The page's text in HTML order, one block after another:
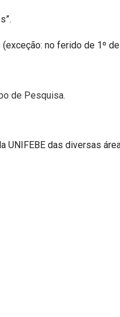
no ferido de 1º de
de Pesquisa.
UNIFEBE das diversas